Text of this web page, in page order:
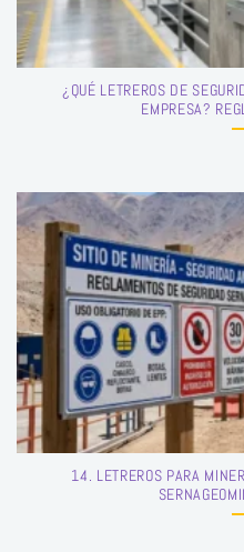
¿QUÉ LETREROS DE
EMPRESA?
14. LETREROS PARA